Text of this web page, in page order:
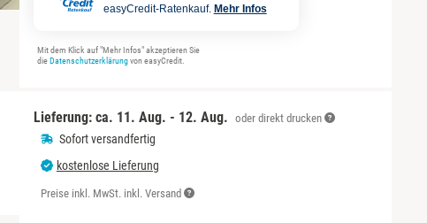
easyCredit-Ratenkauf. Mehr Infos
Mit dem Klick auf "Mehr Infos" akzeptieren Sie
dieDatenschutzerklärungvon easyCredit.
Lieferung: ca. 11. Aug. - 12. Aug. oder direkt drucken
Sofort versandfertig
kostenlose Lieferung
Preise inkl. MwSt. inkl. Versand